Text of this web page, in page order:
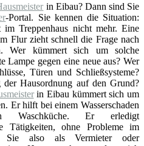
in Eibau? Dann sind Sie
-Portal. Sie kennen die Situation:
Treppenhaus nicht mehr. Eine
Flur zieht schnell die Frage nach
Wer kümmert sich um solche
Lampe gegen eine neue aus? Wer
Türen und Schließsysteme?
Hausordnung auf den Grund?
in Eibau kümmert sich um
Er hilft bei einem Wasserschaden
Waschküche. Er erledigt
Tätigkeiten, ohne Probleme im
Sie also als Vermieter oder